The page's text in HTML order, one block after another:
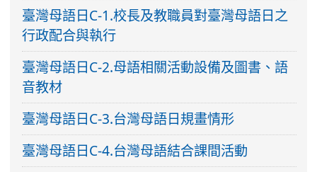
臺灣母語日C-1.校長及教職員對臺灣母語日之
行政配合與執行
臺灣母語日C-2.母語相關活動設備及圖書、語
音教材
臺灣母語日C-3.台灣母語日規畫情形
臺灣母語日C-4.台灣母語結合課間活動